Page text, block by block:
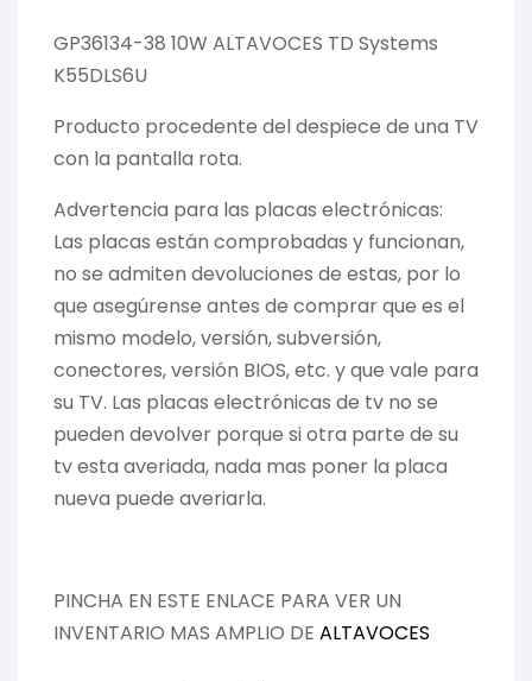
GP36134-38 10W ALTAVOCES TD Systems
K55DLS6U
Producto procedente del despiece de una TV
con la pantalla rota.
Advertencia para las placas electrónicas:
Las placas están comprobadas y funcionan,
no se admiten devoluciones de estas, por lo
que asegúrense antes de comprar que es el
mismo modelo, versión, subversión,
conectores, versión BIOS, etc. y que vale para
su TV. Las placas electrónicas de tv no se
pueden devolver porque si otra parte de su
tv esta averiada, nada mas poner la placa
nueva puede averiarla.
PINCHA EN ESTE ENLACE PARA VER UN
INVENTARIO MAS AMPLIO DE ALTAVOCES